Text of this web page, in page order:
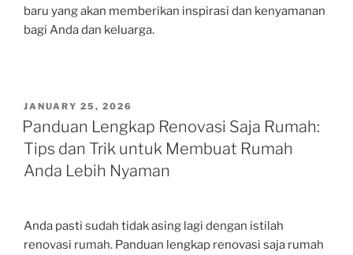
baru yang akan memberikan inspirasi dan kenyamanan
bagi Anda dan keluarga.
POSTED
ON
JANUARY 25, 2026
Panduan Lengkap Renovasi Saja Rumah:
Tips dan Trik untuk Membuat Rumah
Anda Lebih Nyaman
Anda pasti sudah tidak asing lagi dengan istilah
renovasi rumah. Panduan lengkap renovasi saja rumah